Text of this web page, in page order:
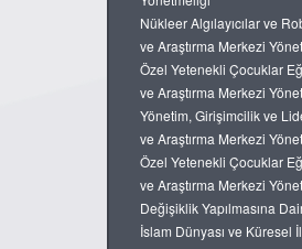
Nükleer Algılayıcılar ve
ve Araştırma Merkezi
Özel Yetenekli Çocuklar
ve Araştırma Merkezi
Yönetim, Girişimcilik ve
ve Araştırma Merkezi
Özel Yetenekli Çocuklar
ve Araştırma Merkezi
Değişiklik Yapılmasına
İslam Dünyası ve Küresel